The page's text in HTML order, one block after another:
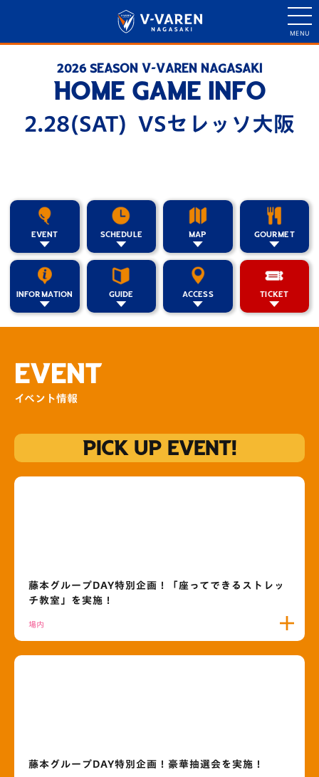
2026 SEASON V-VAREN NAGASAKI
HOME GAME INFO
2.28(SAT) VSセレッソ大阪
EVENT SCHEDULE MAP GOURMET
INFORMATION GUIDE ACCESS TICKET
EVENT
イベント情報
PICK UP EVENT!
藤本グループDAY特別企画！「座ってできるストレッ
チ教室」を実施！
場内
藤本グループDAY特別企画！豪華抽選会を実施！